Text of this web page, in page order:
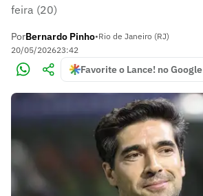
feira (20)
PorBernardo Pinho•Rio de Janeiro (RJ)
20/05/202623:42
Favorite o Lance! no Google